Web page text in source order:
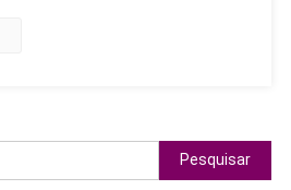
Pesquisar
por: